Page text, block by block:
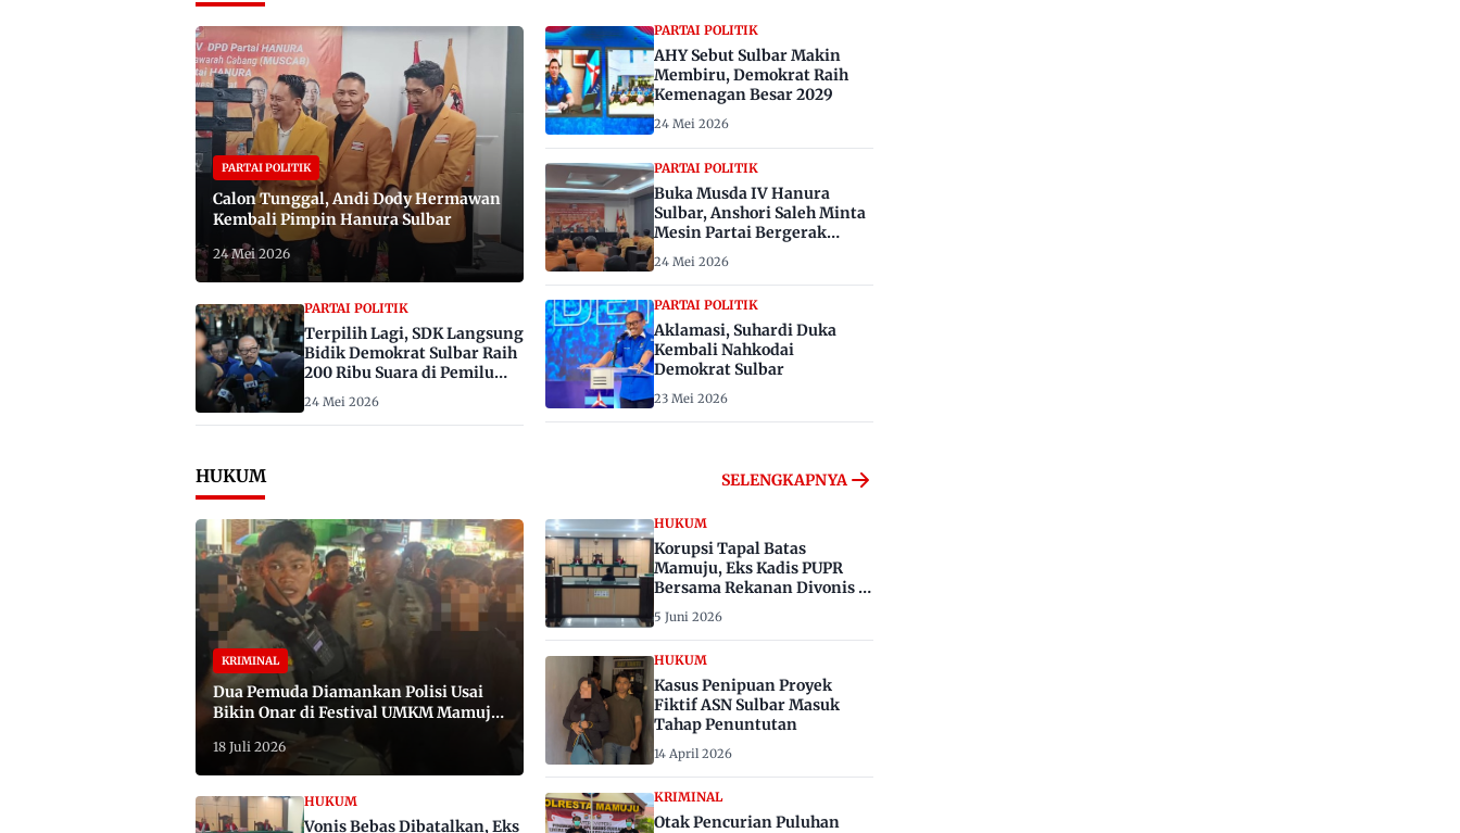
PARTAI POLITIK
Calon Tunggal, Andi Dody Hermawan
Kembali Pimpin Hanura Sulbar
24 Mei 2026
PARTAI POLITIK
Terpilih Lagi, SDK Langsung
Bidik Demokrat Sulbar Raih
200 Ribu Suara di Pemilu
2029
24 Mei 2026
PARTAI POLITIK
AHY Sebut Sulbar Makin
Membiru, Demokrat Raih
Kemenagan Besar 2029
24 Mei 2026
PARTAI POLITIK
Buka Musda IV Hanura
Sulbar, Anshori Saleh Minta
Mesin Partai Bergerak
24 Mei 2026
PARTAI POLITIK
Aklamasi, Suhardi Duka
Kembali Nahkodai
Demokrat Sulbar
23 Mei 2026
HUKUM SELENGKAPNYA
KRIMINAL
Dua Pemuda Diamankan Polisi Usai
Bikin Onar di Festival UMKM Mamuju,
Satu Bawa Badik
18 Juli 2026
HUKUM
Vonis Bebas Dibatalkan, Eks
HUKUM
Korupsi Tapal Batas
Mamuju, Eks Kadis PUPR
Bersama Rekanan Divonis 6
dan 8 Tahun Penjara
5 Juni 2026
HUKUM
Kasus Penipuan Proyek
Fiktif ASN Sulbar Masuk
Tahap Penuntutan
14 April 2026
KRIMINAL
Otak Pencurian Puluhan